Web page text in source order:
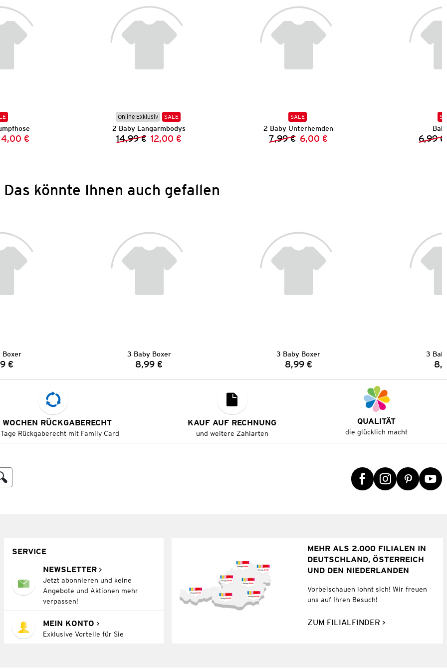
Preis:
Preis:
4,00 €
Online Exklusiv SALE
2 Baby Langarmbodys
Vorheriger Preis:
14,99 € Neuer Preis:
12,00 €
SALE
2 Baby Unterhemden
Vorheriger Preis:
7,99 € Neuer Preis:
6,00 € 6,99 €
Das könnte Ihnen auch gefallen
Boxer
€
3 Baby Boxer
Preis:
8,99 €
3 Baby Boxer
Preis:
8,99 €
3
RÜCKGABERECHT
Rückgaberecht mit Family Card
KAUF AUF RECHNUNG
und weitere Zahlarten
QUALITÄT
die glücklich macht
SERVICE
NEWSLETTER
Jetzt abonnieren und keine
Angebote und Aktionen mehr
verpassen!
MEIN KONTO
Exklusive Vorteile für Sie
MEHR ALS 2.000 FILIALEN IN
DEUTSCHLAND, ÖSTERREICH
UND DEN NIEDERLANDEN
Vorbeischauen lohnt sich! Wir freuen
uns auf Ihren Besuch!
ZUM FILIALFINDER